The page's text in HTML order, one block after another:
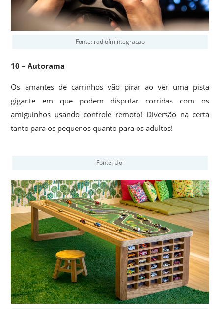
Fonte: radiofmintegracao
10 – Autorama
Os amantes de carrinhos vão pirar ao ver uma pista
gigante em que podem disputar corridas com os
amiguinhos usando controle remoto! Diversão na certa
tanto para os pequenos quanto para os adultos!
Fonte: Uol